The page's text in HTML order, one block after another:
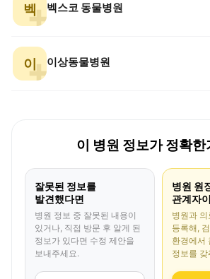
벡 벡스코 동물병원
이 이상동물병원
이 병원 정보가 정확한
잘못된 정보를
발견했다면
병원 정보 중 잘못된 내용이
있거나, 직접 방문 후 알게 된
정보가 있다면 수정 제안을
보내주세요.
병원 원
관계자
병원과
등록해,
환경에서
정보를